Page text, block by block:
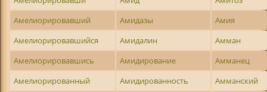
Амелиорировавший
Амидазы
Амия
Амелиорировавшийся
Амидалин
Амман
Амелиорировавшись
Амидирование
Амманец
Амелиорированный
Амидированность
Амманский